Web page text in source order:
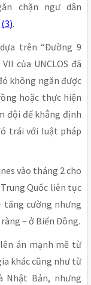
chặn ngư dân
(3).
trên “Đường 9
của UNCLOS đã
không ngăn được
hoặc thực hiện
đội để khẳng định
trái với luật pháp
vào tháng 2 cho
Quốc liên tục
tăng cường nhưng
– ở Biển Đông.
án mạnh mẽ từ
khác cũng như từ
Nhật Bản, nhưng